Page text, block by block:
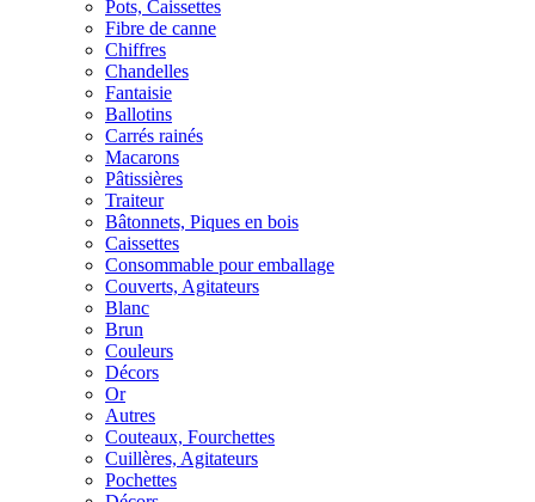
Pots, Caissettes
Fibre de canne
Chiffres
Chandelles
Fantaisie
Ballotins
Carrés rainés
Macarons
Pâtissières
Traiteur
Bâtonnets, Piques en bois
Caissettes
Consommable pour emballage
Couverts, Agitateurs
Blanc
Brun
Couleurs
Décors
Or
Autres
Couteaux, Fourchettes
Cuillères, Agitateurs
Pochettes